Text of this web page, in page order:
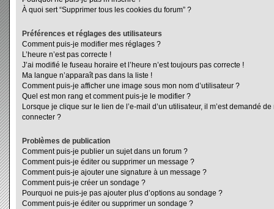
À quoi sert “Supprimer tous les cookies du forum” ?
Préférences et réglages des utilisateurs
Comment puis-je modifier mes réglages ?
L’heure n’est pas correcte !
J’ai modifié le fuseau horaire et l’heure n’est toujours pas correcte !
Ma langue n’apparaît pas dans la liste !
Comment puis-je afficher une image sous mon nom d’utilisateur ?
Quel est mon rang et comment puis-je le modifier ?
Lorsque je clique sur le lien de l’e-mail d’un utilisateur, il m’est demandé de
connecter ?
Problèmes de publication
Comment puis-je publier un sujet dans un forum ?
Comment puis-je éditer ou supprimer un message ?
Comment puis-je ajouter une signature à un message ?
Comment puis-je créer un sondage ?
Pourquoi ne puis-je pas ajouter plus d’options au sondage ?
Comment puis-je éditer ou supprimer un sondage ?